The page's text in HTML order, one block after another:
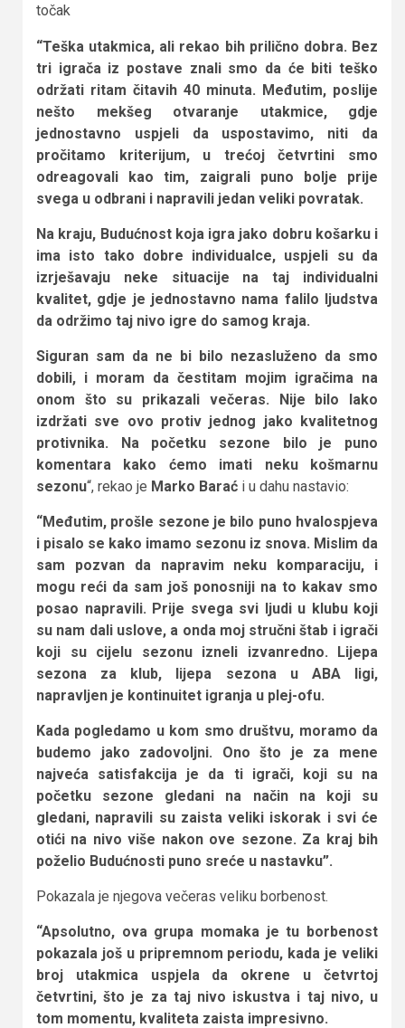
točak
“Teška utakmica, ali rekao bih prilično dobra. Bez
tri igrača iz postave znali smo da će biti teško
održati ritam čitavih 40 minuta. Međutim, poslije
nešto mekšeg otvaranje utakmice, gdje
jednostavno uspjeli da uspostavimo, niti da
pročitamo kriterijum, u trećoj četvrtini smo
odreagovali kao tim, zaigrali puno bolje prije
svega u odbrani i napravili jedan veliki povratak.
Na kraju, Budućnost koja igra jako dobru košarku i
ima isto tako dobre individualce, uspjeli su da
izrješavaju neke situacije na taj individualni
kvalitet, gdje je jednostavno nama falilo ljudstva
da održimo taj nivo igre do samog kraja.
Siguran sam da ne bi bilo nezasluženo da smo
dobili, i moram da čestitam mojim igračima na
onom što su prikazali večeras. Nije bilo lako
izdržati sve ovo protiv jednog jako kvalitetnog
protivnika. Na početku sezone bilo je puno
komentara kako ćemo imati neku košmarnu
sezonu“, rekao je Marko Barać i u dahu nastavio:
“Međutim, prošle sezone je bilo puno hvalospjeva
i pisalo se kako imamo sezonu iz snova. Mislim da
sam pozvan da napravim neku komparaciju, i
mogu reći da sam još ponosniji na to kakav smo
posao napravili. Prije svega svi ljudi u klubu koji
su nam dali uslove, a onda moj stručni štab i igrači
koji su cijelu sezonu izneli izvanredno. Lijepa
sezona za klub, lijepa sezona u ABA ligi,
napravljen je kontinuitet igranja u plej-ofu.
Kada pogledamo u kom smo društvu, moramo da
budemo jako zadovoljni. Ono što je za mene
najveća satisfakcija je da ti igrači, koji su na
početku sezone gledani na način na koji su
gledani, napravili su zaista veliki iskorak i svi će
otići na nivo više nakon ove sezone. Za kraj bih
poželio Budućnosti puno sreće u nastavku”.
Pokazala je njegova večeras veliku borbenost.
“Apsolutno, ova grupa momaka je tu borbenost
pokazala još u pripremnom periodu, kada je veliki
broj utakmica uspjela da okrene u četvrtoj
četvrtini, što je za taj nivo iskustva i taj nivo, u
tom momentu, kvaliteta zaista impresivno.